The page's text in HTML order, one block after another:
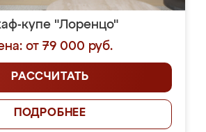
купе "Лоренцо"
от 79 000 руб.
РАССЧИТАТЬ
ПОДРОБНЕЕ